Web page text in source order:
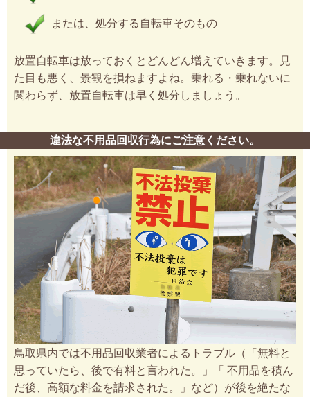
または、処分する自転車そのもの
放置自転車は放っておくとどんどん増えていきます。見
た目も悪く、景観を損ねますよね。乗れる・乗れないに
関わらず、放置自転車は早く処分しましょう。
違法な不用品回収行為にご注意ください。
鳥取県内では不用品回収業者によるトラブル（「無料と
思っていたら、後で有料と言われた。」「 不用品を積ん
だ後、高額な料金を請求された。」など）が後を絶たな